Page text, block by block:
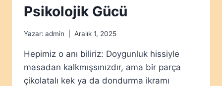
Psikolojik Gücü
Yazar: admin Aralık 1, 2025
Hepimiz o anı biliriz: Doygunluk hissiyle
masadan kalkmışsınızdır, ama bir parça
çikolatalı kek ya da dondurma ikramı